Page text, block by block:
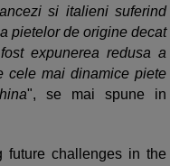
si italieni suferind
pietelor de origine decat
expunerea redusa a
cele mai dinamice piete
", se mai spune in
future challenges in the